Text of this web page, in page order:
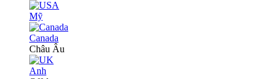
Mỹ
Canada
Châu Âu
Anh